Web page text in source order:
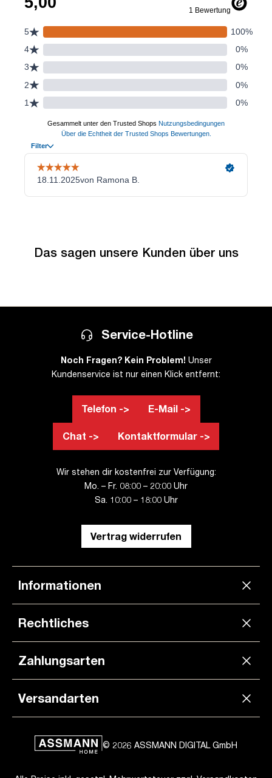
Das sagen unsere Kunden über uns
Service-Hotline
Noch Fragen? Kein Problem! Unser
Kundenservice ist nur einen Klick entfernt:
Telefon -> E-Mail ->
Chat -> Kontaktformular ->
Wir stehen dir kostenfrei zur Verfügung:
Mo. – Fr. 08:00 – 20:00 Uhr
Sa. 10:00 – 18:00 Uhr
Vertrag widerrufen
Informationen
Rechtliches
Zahlungsarten
Versandarten
© 2026 ASSMANN DIGITAL GmbH